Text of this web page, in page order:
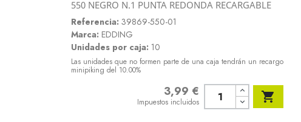
Vista rápida
550 NEGRO N.1 PUNTA REDONDA RECARGABLE
Referencia: 39869-550-01
Marca: EDDING
Unidades por caja: 10
Las unidades que no formen parte de una caja tendrán un recargo
minipiking del 10.00%
3,99 €
Impuestos incluidos 